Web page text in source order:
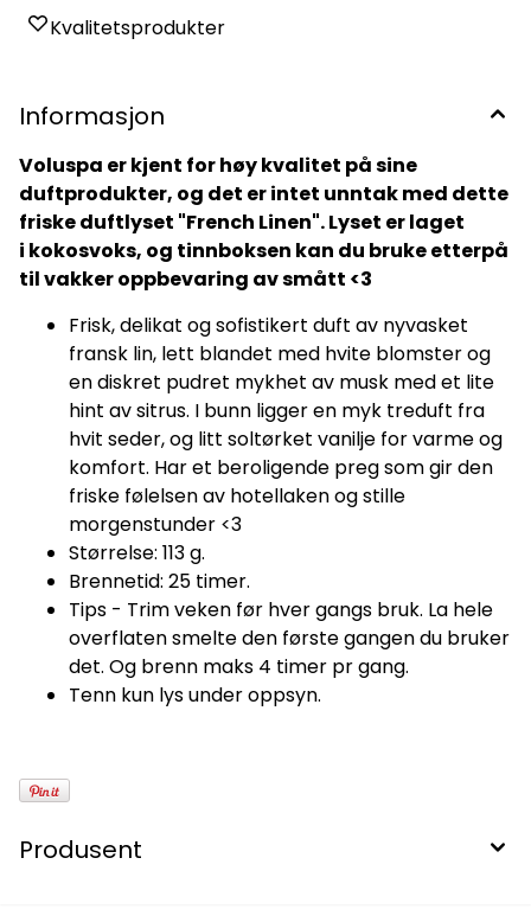
Kvalitetsprodukter
Informasjon
Voluspa er kjent for høy kvalitet på sine
duftprodukter, og det er intet unntak med dette
friske duftlyset "French Linen". Lyset er laget
i kokosvoks, og tinnboksen kan du bruke etterpå
til vakker oppbevaring av smått <3
Frisk, delikat og sofistikert duft av nyvasket
fransk lin, lett blandet med hvite blomster og
en diskret pudret mykhet av musk med et lite
hint av sitrus. I bunn ligger en myk treduft fra
hvit seder, og litt soltørket vanilje for varme og
komfort. Har et beroligende preg som gir den
friske følelsen av hotellaken og stille
morgenstunder <3
Størrelse: 113 g.
Brennetid: 25 timer.
Tips - Trim veken før hver gangs bruk. La hele
overflaten smelte den første gangen du bruker
det. Og brenn maks 4 timer pr gang.
Tenn kun lys under oppsyn.
Produsent